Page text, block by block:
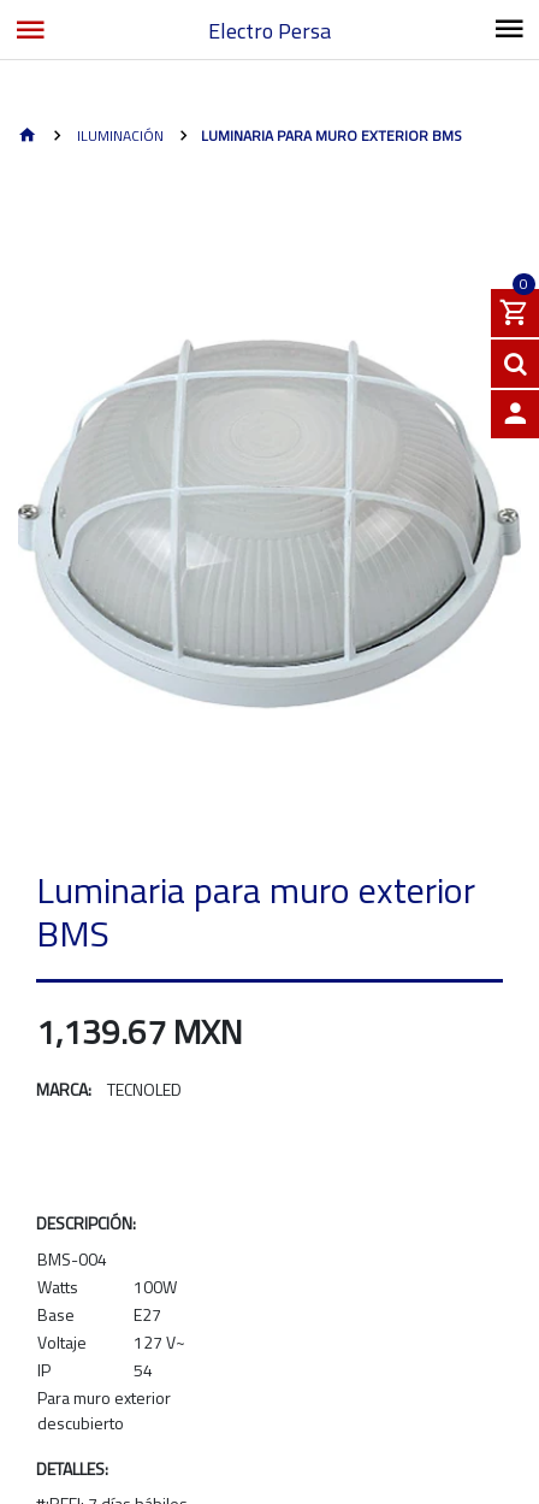
Electro Persa
0
ILUMINACIÓN LUMINARIA PARA MURO EXTERIOR BMS
Luminaria para muro exterior
BMS
1,139.67 MXN
MARCA: TECNOLED
DESCRIPCIÓN:
BMS-004
Watts
100W
Base
E27
Voltaje
127 V~
IP
54
Para muro exterior
descubierto
DETALLES: